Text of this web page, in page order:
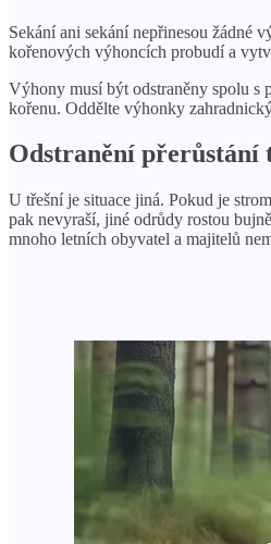
Sekání ani sekání nepřinesou žádné
kořenových výhoncích probudí a
Výhony musí být odstraněny spolu s
kořenu. Oddělte výhonky
Odstranění přerůstání
U třešní je situace jiná. Pokud je
pak nevyraší, jiné odrůdy rostou
mnoho letních obyvatel a majitelů